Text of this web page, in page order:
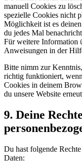
manuell Cookies zu
spezielle Cookies nicht
Möglichkeit ist es
du jedes Mal
Für weitere Information
Anweisungen in der
Bitte nimm zur
richtig funktioniert,
Cookies in deinem
du unsere Website
9. Deine
Du hast folgende
Daten: